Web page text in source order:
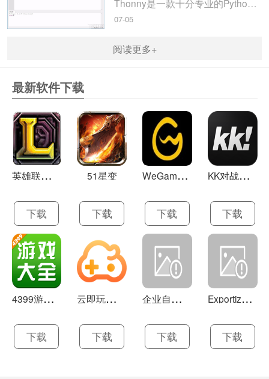
Thonny是一款十分专业的Python编辑软件，该软件界面清爽简单，给用户提供了丰富的编程工具，具备代码补全、语法错误显示等功能，非常的适合新手使用。该软件还支持多种语言，所以在下载这款软件的时候，有时候下载到电脑中的软件是英文版本的，这对于英语基础较差的小伙伴来说，使用这款软件就会变得十分困难，...
07-05
阅读更多+
最新软件下载
英
雄联盟LOL 13.21
下载
51星变
下载
W
eGame(腾讯游戏平台TGP) 5.10.19.1000
下载
K
K对战平台 1.0.1
下载
4
399游戏盒 官方下载 7.9.1
下载
云
即玩游戏盒 1.0.5.4
下载
企
业自助建站系统 9.0
下载
E
xportizer 9.0.8
下载